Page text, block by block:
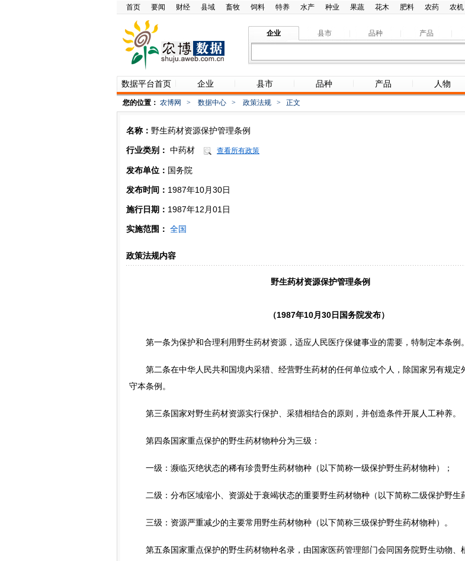
首页 要闻 财经 县域 畜牧 饲料 特养 水产 种业 果蔬 花木 肥料 农药 农机
企业 县市 品种 产品
数据平台首页 企业 县市 品种 产品 人物
您的位置： 农博网 > 数据中心 > 政策法规 > 正文
名称： 野生药材资源保护管理条例
行业类别： 中药材 查看所有政策
发布单位： 国务院
发布时间： 1987年10月30日
施行日期： 1987年12月01日
实施范围： 全国
政策法规内容
野生药材资源保护管理条例
（1987年10月30日国务院发布）
第一条为保护和合理利用野生药材资源，适应人民医疗保健事业的需要，特制定本条例。
第二条在中华人民共和国境内采猎、经营野生药材的任何单位或个人，除国家另有规定
守本条例。
第三条国家对野生药材资源实行保护、采猎相结合的原则，并创造条件开展人工种养。
第四条国家重点保护的野生药材物种分为三级：
一级：濒临灭绝状态的稀有珍贵野生药材物种（以下简称一级保护野生药材物种）；
二级：分布区域缩小、资源处于衰竭状态的重要野生药材物种（以下简称二级保护野生
三级：资源严重减少的主要常用野生药材物种（以下简称三级保护野生药材物种）。
第五条国家重点保护的野生药材物种名录，由国家医药管理部门会同国务院野生动物、